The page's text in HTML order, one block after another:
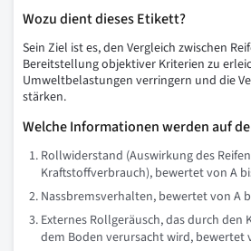
Wozu dient dieses Etikett?
Sein Ziel ist es, den Vergleich zwischen
Bereitstellung objektiver Kriterien zu
Umweltbelastungen verringern und die
stärken.
Welche Informationen werden auf
Rollwiderstand (Auswirkung des
Kraftstoffverbrauch), bewertet von A
Nassbremsverhalten, bewertet von A
Externes Rollgeräusch, das durch den
dem Boden verursacht wird, bewertet